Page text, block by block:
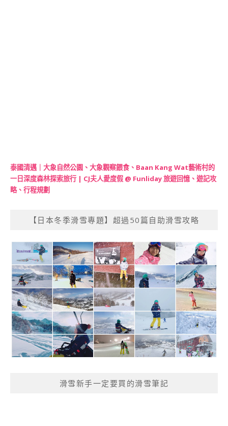
泰國清邁｜大象自然公園、大象觀察餵食、Baan Kang Wat藝術村的
一日深度森林探索旅行 | CJ夫人愛度假 @ Funliday 旅遊回憶、遊記攻
略、行程規劃
【日本冬季滑雪專題】超過50篇自助滑雪攻略
滑雪新手一定要買的滑雪筆記